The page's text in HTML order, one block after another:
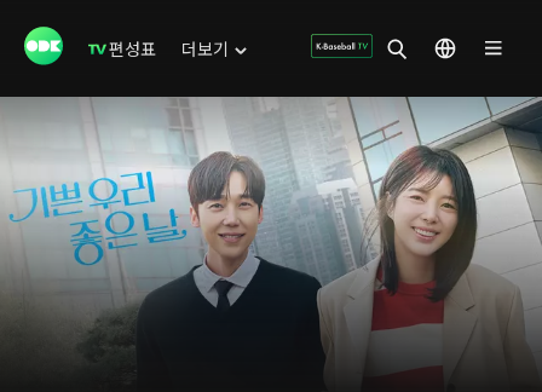
편성표 더보기